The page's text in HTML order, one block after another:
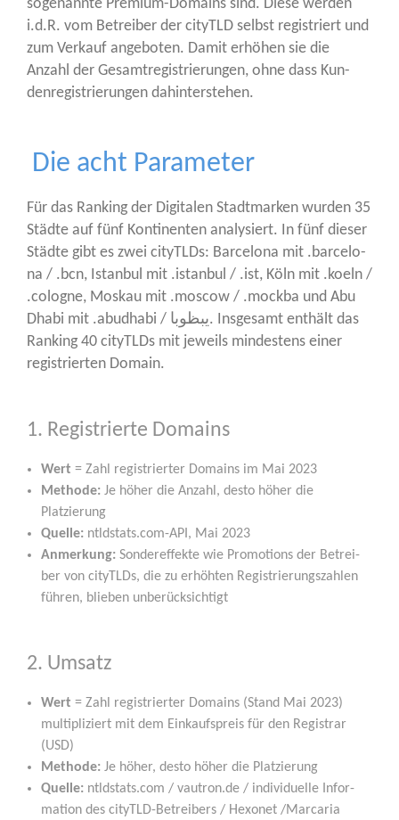
soge­nann­te Pre­mi­um-Domains sind. Die­se wer­den
i.d.R. vom Betrei­ber der cityTLD selbst regis­triert und
zum Ver­kauf ange­bo­ten. Damit erhö­hen sie die
Anzahl der Gesamt­re­gis­trie­run­gen, ohne dass Kun­
den­re­gis­trie­run­gen dahinterstehen.
Die acht Parameter
Für das Ran­king der Digi­ta­len Stadt­mar­ken wur­den 35
Städ­te auf fünf Kon­ti­nen­ten ana­ly­siert. In fünf die­ser
Städ­te gibt es zwei cityTLDs: Bar­ce­lo­na mit .bar­ce­lo­
na / .bcn, Istan­bul mit .istan­bul / .ist, Köln mit .koeln /
.colo­gne, Mos­kau mit .moscow / .mock­ba und Abu
Dha­bi mit .abud­ha­bi / يبظوبا. Ins­ge­samt ent­hält das
Ran­king 40 cityTLDs mit jeweils min­des­tens einer
regis­trier­ten Domain.
1. Registrierte Domains
Wert = Zahl regis­trier­ter Domains im Mai 2023
Metho­de: Je höher die Anzahl, des­to höher die
Platzierung
Quel­le: ntldstats.com-API, Mai 2023
Anmer­kung: Son­der­ef­fek­te wie Pro­mo­ti­ons der Betrei­
ber von cityTLDs, die zu erhöh­ten Regis­trie­rungs­zah­len
füh­ren, blie­ben unberücksichtigt
2. Umsatz
Wert = Zahl regis­trier­ter Domains (Stand Mai 2023)
mul­ti­pli­ziert mit dem Ein­kaufs­preis für den Regis­trar
(USD)
Metho­de: Je höher, des­to höher die Platzierung
Quel­le: ntldstats.com / vautron.de / indi­vi­du­el­le Infor­
ma­ti­on des cityTLD-Betrei­bers / Hexo­net /Marcaria